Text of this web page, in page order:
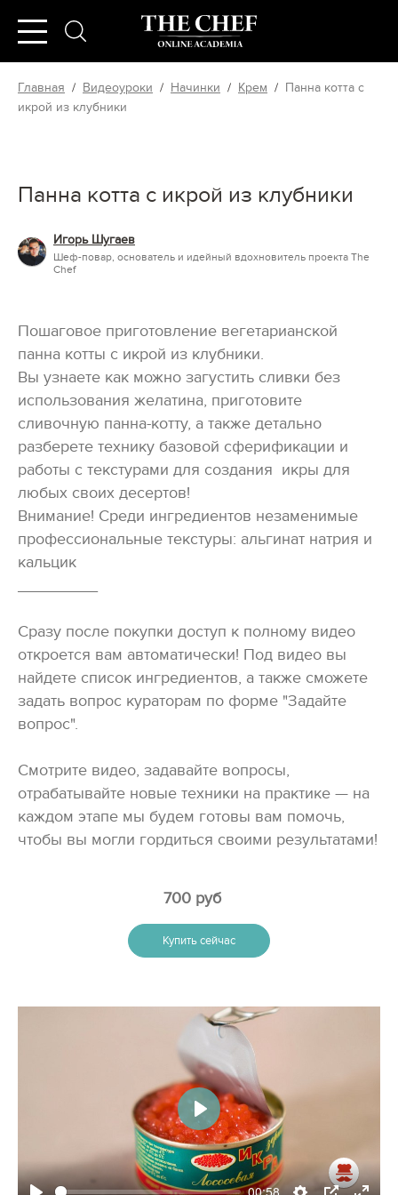
Главная / Видеоуроки / Начинки / Крем / Панна котта с
икрой из клубники
Панна котта с икрой из клубники
Игорь Шугаев
Шеф-повар, основатель и идейный вдохновитель проекта The
Chef
Пошаговое приготовление вегетарианской
панна котты с икрой из клубники.
Вы узнаете как можно загустить сливки без
использования желатина, приготовите
сливочную панна-котту, а также детально
разберете технику базовой сферификации и
работы с текстурами для создания икры для
любых своих десертов!
Внимание! Среди ингредиентов незаменимые
профессиональные текстуры: альгинат натрия и
кальцик
Сразу после покупки доступ к полному видео
откроется вам автоматически! Под видео вы
найдете список ингредиентов, а также сможете
задать вопрос кураторам по форме "Задайте
вопрос".
Смотрите видео, задавайте вопросы,
отрабатывайте новые техники на практике — на
каждом этапе мы будем готовы вам помочь,
чтобы вы могли гордиться своими результатами!
700 руб
Купить сейчас
00:58
Play